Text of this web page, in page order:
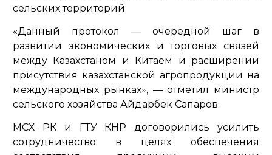
сельских территорий.
«Данный протокол — очередной шаг в
развитии экономических и торговых связей
между Казахстаном и Китаем и расширении
присутствия казахстанской агропродукции на
международных рынках»,— отметил министр
сельского хозяйства Айдарбек Сапаров.
МСХ РК и ГТУ КНР договорились усилить
сотрудничество в целях обеспечения